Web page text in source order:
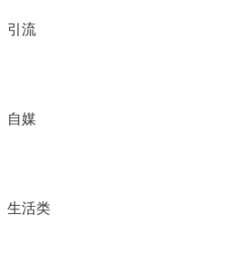
引流
自媒
生活类